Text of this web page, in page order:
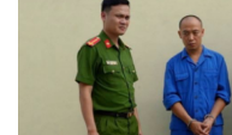
Văn hóa
Sân khấu - Điện ảnh
Văn học